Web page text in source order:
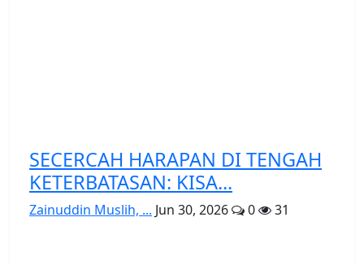
SECERCAH HARAPAN DI TENGAH
KETERBATASAN: KISA...
Zainuddin Muslih, ... Jun 30, 2026 0 31